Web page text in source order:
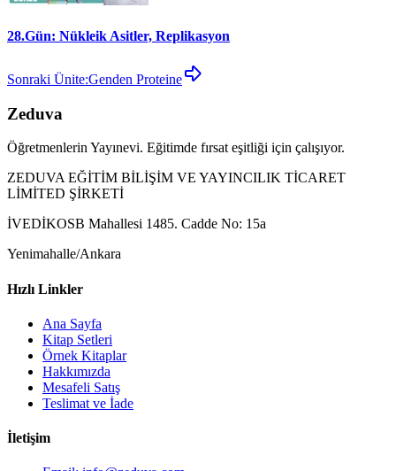
28.Gün: Nükleik Asitler, Replikasyon
Sonraki Ünite:Genden Proteine
Zeduva
Öğretmenlerin Yayınevi. Eğitimde fırsat eşitliği için çalışıyor.
ZEDUVA EĞİTİM BİLİŞİM VE YAYINCILIK TİCARET
LİMİTED ŞİRKETİ
İVEDİKOSB Mahallesi 1485. Cadde No: 15a
Yenimahalle/Ankara
Hızlı Linkler
Ana Sayfa
Kitap Setleri
Örnek Kitaplar
Hakkımızda
Mesafeli Satış
Teslimat ve İade
İletişim